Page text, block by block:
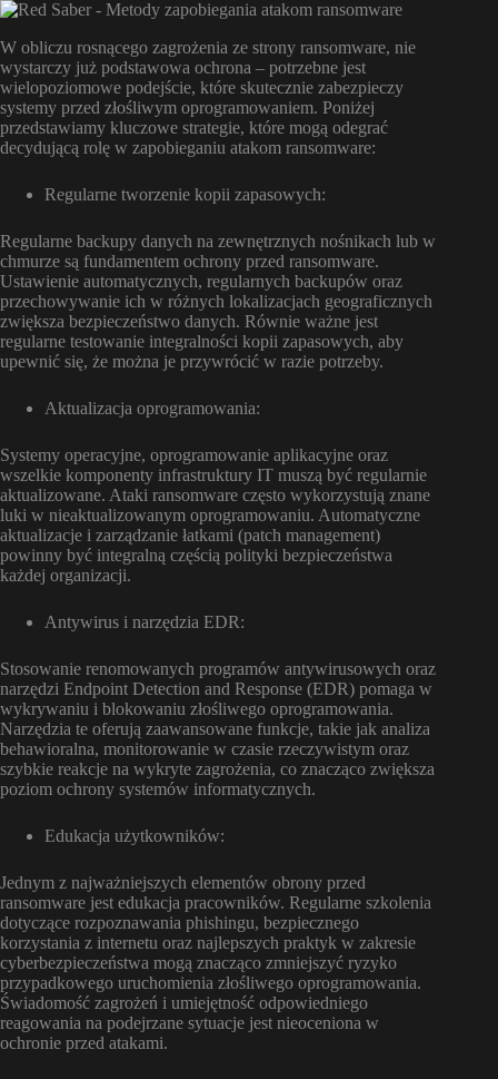
W obliczu rosnącego zagrożenia ze strony ransomware, nie
wystarczy już podstawowa ochrona – potrzebne jest
wielopoziomowe podejście, które skutecznie zabezpieczy
systemy przed złośliwym oprogramowaniem. Poniżej
przedstawiamy kluczowe strategie, które mogą odegrać
decydującą rolę w zapobieganiu atakom ransomware:
Regularne tworzenie kopii zapasowych:
Regularne backupy danych na zewnętrznych nośnikach lub w
chmurze są fundamentem ochrony przed ransomware.
Ustawienie automatycznych, regularnych backupów oraz
przechowywanie ich w różnych lokalizacjach geograficznych
zwiększa bezpieczeństwo danych. Równie ważne jest
regularne testowanie integralności kopii zapasowych, aby
upewnić się, że można je przywrócić w razie potrzeby.
Aktualizacja oprogramowania:
Systemy operacyjne, oprogramowanie aplikacyjne oraz
wszelkie komponenty infrastruktury IT muszą być regularnie
aktualizowane. Ataki ransomware często wykorzystują znane
luki w nieaktualizowanym oprogramowaniu. Automatyczne
aktualizacje i zarządzanie łatkami (patch management)
powinny być integralną częścią polityki bezpieczeństwa
każdej organizacji.
Antywirus i narzędzia EDR:
Stosowanie renomowanych programów antywirusowych oraz
narzędzi Endpoint Detection and Response (EDR) pomaga w
wykrywaniu i blokowaniu złośliwego oprogramowania.
Narzędzia te oferują zaawansowane funkcje, takie jak analiza
behawioralna, monitorowanie w czasie rzeczywistym oraz
szybkie reakcje na wykryte zagrożenia, co znacząco zwiększa
poziom ochrony systemów informatycznych.
Edukacja użytkowników:
Jednym z najważniejszych elementów obrony przed
ransomware jest edukacja pracowników. Regularne szkolenia
dotyczące rozpoznawania phishingu, bezpiecznego
korzystania z internetu oraz najlepszych praktyk w zakresie
cyberbezpieczeństwa mogą znacząco zmniejszyć ryzyko
przypadkowego uruchomienia złośliwego oprogramowania.
Świadomość zagrożeń i umiejętność odpowiedniego
reagowania na podejrzane sytuacje jest nieoceniona w
ochronie przed atakami.